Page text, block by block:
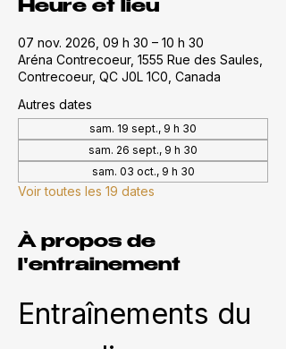
Heure et lieu
07 nov. 2026, 09 h 30 – 10 h 30
Aréna Contrecoeur, 1555 Rue des Saules,
Contrecoeur, QC J0L 1C0, Canada
Autres dates
sam. 19 sept., 9 h 30
sam. 26 sept., 9 h 30
sam. 03 oct., 9 h 30
Voir toutes les 19 dates
À propos de
l'entrainement
Entraînements du